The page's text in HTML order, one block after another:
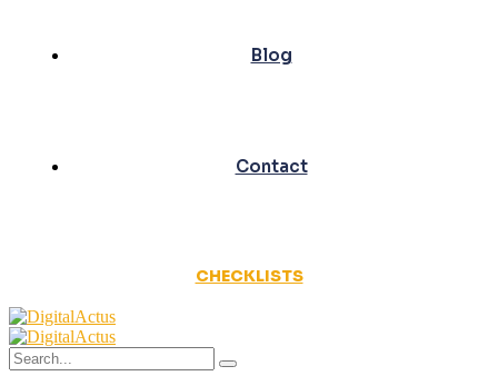
Blog
Contact
CHECKLISTS